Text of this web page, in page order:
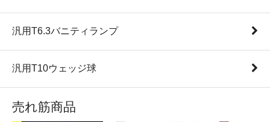
汎用T6.3バニティランプ
汎用T10ウェッジ球
売れ筋商品